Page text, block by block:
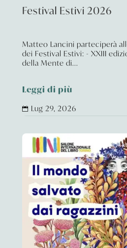
Festival Estivi 2026
Matteo Lancini parteciperà
dei Festival Estivi: - XXIII
della Mente di...
Leggi di più
 Lug 29, 2026